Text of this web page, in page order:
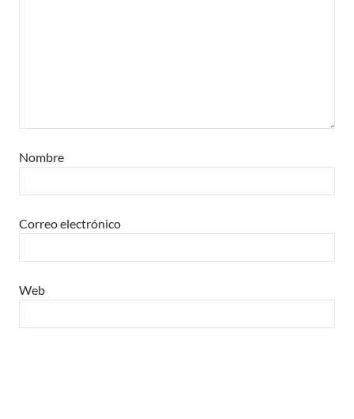
Nombre
Correo electrónico
Web